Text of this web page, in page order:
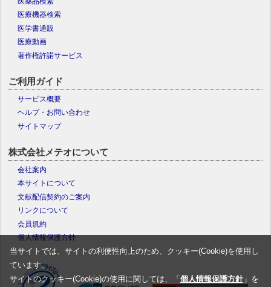
医療機器検索
医学書通販
医療動画
著作権許諾サービス
ご利用ガイド
サービス概要
ヘルプ・お問い合わせ
サイトマップ
株式会社メテオについて
会社案内
本サイトについて
文献配信契約のご案内
リンクについて
会員規約
個人情報保護方針
当サイトでは、サイトの利便性向上のため、クッキー(Cookie)を使用し
ています。
サイトのクッキー(Cookie)の使用に関しては、「 個人情報保護方針」を